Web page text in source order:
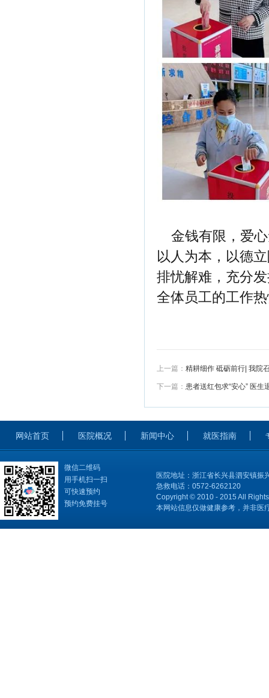
金钱有限，爱
以人为本，以德
排忧解难，充分
全体员工的工作
上一篇： 精耕细作 砥砺前行| 我院
下一篇： 患者送红包求“安心” 医生
网站首页 医院概况 新闻中心 就医指南
微信二维码
用手机扫一扫
可快速预约
预约免费挂号
医院地址：浙江省长兴县泗安镇振
急救电话：0572-6262120
Copyright © 2010 - 2015 All
本网站信息仅做健康参考，并非医